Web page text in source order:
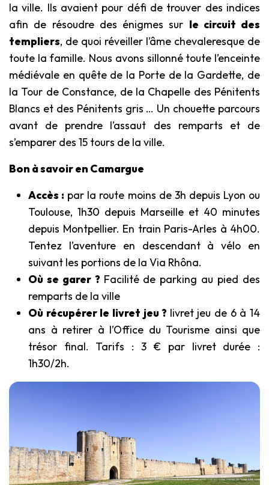
la ville. Ils avaient pour défi de trouver des indices
afin de résoudre des énigmes sur le circuit des
templiers, de quoi réveiller l’âme chevaleresque de
toute la famille. Nous avons sillonné toute l’enceinte
médiévale en quête de la Porte de la Gardette, de
la Tour de Constance, de la Chapelle des Pénitents
Blancs et des Pénitents gris … Un chouette parcours
avant de prendre l’assaut des remparts et de
s’emparer des 15 tours de la ville.
Bon à savoir en Camargue
Accès : par la route moins de 3h depuis Lyon ou
Toulouse, 1h30 depuis Marseille et 40 minutes
depuis Montpellier. En train Paris-Arles à 4h00.
Tentez l’aventure en descendant à vélo en
suivant les portions de la Via Rhôna.
Où se garer ? Facilité de parking au pied des
remparts de la ville
Où récupérer le livret jeu ? livret jeu de 6 à 14
ans à retirer à l’Office du Tourisme ainsi que
trésor final. Tarifs : 3 € par livret durée :
1h30/2h.